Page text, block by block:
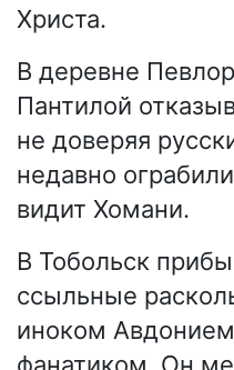
Христа.
В деревне
Пантилой
не доверяя
недавно
видит Хомани.
В Тобольск
ссыльные
иноком
фанатиком. Он